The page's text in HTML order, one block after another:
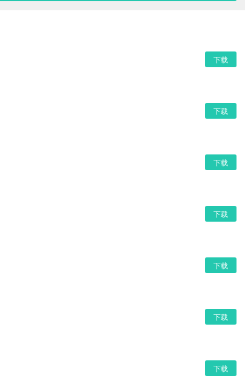
下载
下载
下载
下载
下载
下载
下载